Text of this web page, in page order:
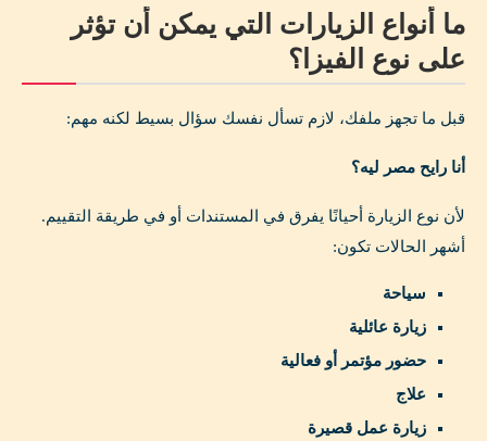
ما أنواع الزيارات التي يمكن أن تؤثر
على نوع الفيزا؟
قبل ما تجهز ملفك، لازم تسأل نفسك سؤال بسيط لكنه مهم:
أنا رايح مصر ليه؟
لأن نوع الزيارة أحيانًا يفرق في المستندات أو في طريقة التقييم.
أشهر الحالات تكون:
سياحة
زيارة عائلية
حضور مؤتمر أو فعالية
علاج
زيارة عمل قصيرة